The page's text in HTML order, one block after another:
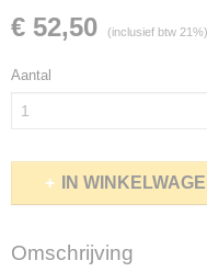
€ 52,50 (inclusief btw 21%)
Aantal
IN
Omschrijving